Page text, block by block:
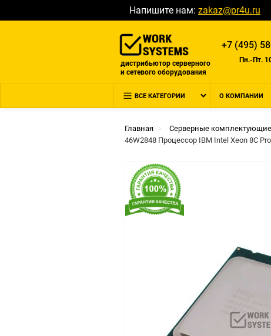
Напишите нам: zakaz@pr4u.ru
дистрибьютор серверного
и сетевого оборудования
+7 (495)
Пн.-Пт.
ВСЕ КАТЕГОРИИ О КОМПАНИИ
Главная Серверные комплектующие
46W2848 Процессор IBM Intel Xeon 8C